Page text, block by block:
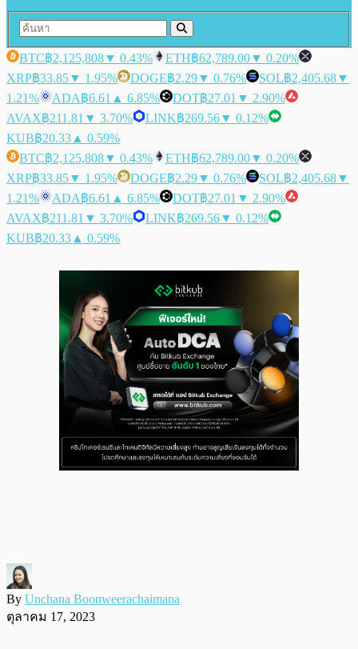
BTC฿2,125,808▼ 0.43% ETH฿62,789.00▼ 0.20%
XRP฿33.85▼ 1.95% DOGE฿2.29▼ 0.76% SOL฿2,405.68▼
1.21%
ADA฿6.61 ▲ 6.85% DOT฿27.01 ▼ 2.90%
AVAX฿211.81 ▼ 3.70% LINK฿269.56▼ 0.12%
KUB฿20.33 ▲ 0.59%
BTC฿2,125,808▼ 0.43% ETH฿62,789.00▼ 0.20%
XRP฿33.85▼ 1.95% DOGE฿2.29▼ 0.76% SOL฿2,405.68▼
1.21%
ADA฿6.61 ▲ 6.85% DOT฿27.01 ▼ 2.90%
AVAX฿211.81 ▼ 3.70% LINK฿269.56▼ 0.12%
KUB฿20.33 ▲ 0.59%
By Unchana Boonweerachaimana
ตุลาคม 17, 2023